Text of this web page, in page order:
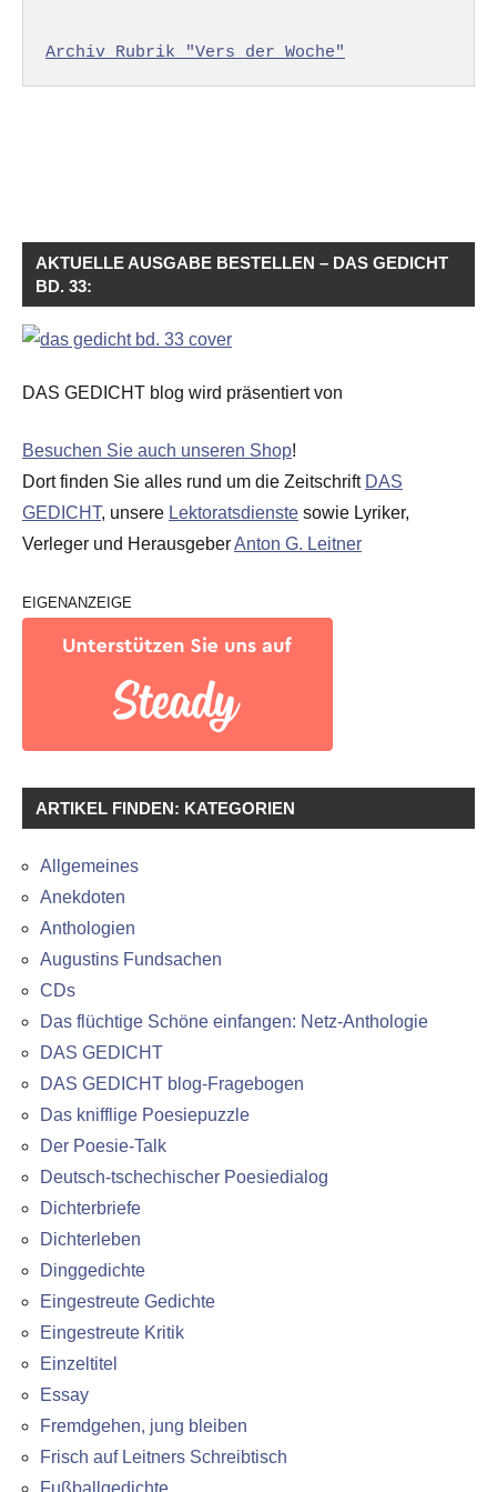
Archiv Rubrik "Vers der Woche"
AKTUELLE AUSGABE BESTELLEN – DAS GEDICHT
BD. 33:
DAS GEDICHT blog wird präsentiert von
Besuchen Sie auch unseren Shop!
Dort finden Sie alles rund um die Zeitschrift DAS
GEDICHT, unsere Lektoratsdienste sowie Lyriker,
Verleger und HerausgeberAnton G. Leitner
EIGENANZEIGE
ARTIKEL FINDEN: KATEGORIEN
Allgemeines
Anekdoten
Anthologien
Augustins Fundsachen
CDs
Das flüchtige Schöne einfangen: Netz-Anthologie
DAS GEDICHT
DAS GEDICHT blog-Fragebogen
Das knifflige Poesiepuzzle
Der Poesie-Talk
Deutsch-tschechischer Poesiedialog
Dichterbriefe
Dichterleben
Dinggedichte
Eingestreute Gedichte
Eingestreute Kritik
Einzeltitel
Essay
Fremdgehen, jung bleiben
Frisch auf Leitners Schreibtisch
Fußballgedichte